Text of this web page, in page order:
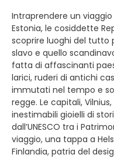
Intraprendere un
Estonia, le cosiddette
scoprire luoghi del tutto
slavo e quello
fatta di affascinanti
larici, ruderi di antichi
immutati nel tempo e
regge. Le capitali,
inestimabili gioielli di
dall’UNESCO tra i
viaggio, una tappa a
Finlandia, patria del